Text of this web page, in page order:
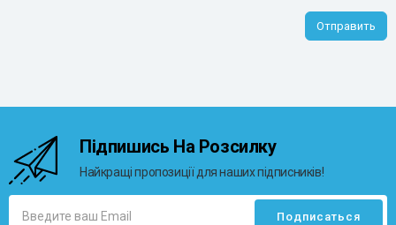
Отправить
Підпишись На Розсилку
Найкращі пропозиції для наших підписників!